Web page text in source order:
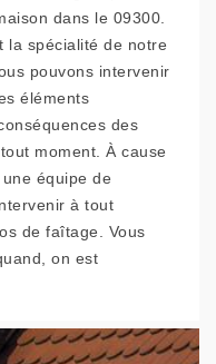
dans le 09300.
la spécialité de notre
pouvons intervenir
éléments
des
moment. À cause
équipe de
à tout
de faîtage. Vous
on est